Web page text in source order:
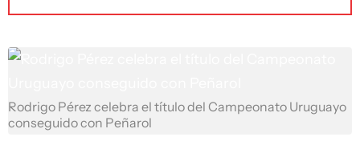
Rodrigo Pérez celebra el título del Campeonato Uruguayo
conseguido con Peñarol